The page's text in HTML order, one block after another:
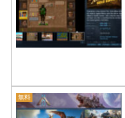
無料